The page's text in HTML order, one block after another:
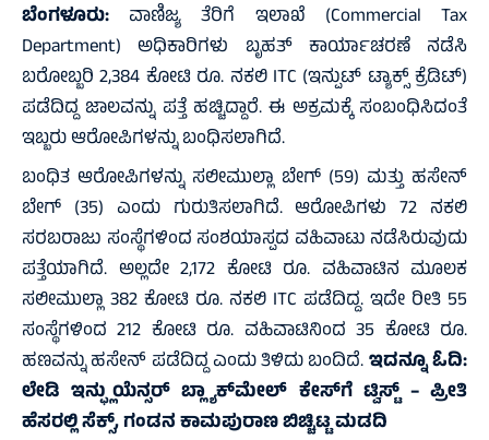
ಬೆಂಗಳೂರು: ವಾಣಿಜ್ಯ ತೆರಿಗೆ ಇಲಾಖೆ (Commercial Tax
Department) ಅಧಿಕಾರಿಗಳು ಬೃಹತ್ ಕಾರ್ಯಾಚರಣೆ ನಡೆಸಿ
ಬರೋಬ್ಬರಿ 2,384 ಕೋಟಿ ರೂ. ನಕಲಿ ITC (ಇನ್ಪುಟ್ ಟ್ಯಾಕ್ಸ್ ಕ್ರೆಡಿಟ್)
ಪಡೆದಿದ್ದ ಜಾಲವನ್ನು ಪತ್ತೆ ಹಚ್ಚಿದ್ದಾರೆ. ಈ ಅಕ್ರಮಕ್ಕೆ ಸಂಬಂಧಿಸಿದಂತೆ
ಇಬ್ಬರು ಆರೋಪಿಗಳನ್ನು ಬಂಧಿಸಲಾಗಿದೆ.
ಬಂಧಿತ ಆರೋಪಿಗಳನ್ನು ಸಲೀಮುಲ್ಲಾ ಬೇಗ್ (59) ಮತ್ತು ಹಸೇನ್
ಬೇಗ್ (35) ಎಂದು ಗುರುತಿಸಲಾಗಿದೆ. ಆರೋಪಿಗಳು 72 ನಕಲಿ
ಸರಬರಾಜು ಸಂಸ್ಥೆಗಳಿಂದ ಸಂಶಯಾಸ್ಪದ ವಹಿವಾಟು ನಡೆಸಿರುವುದು
ಪತ್ತೆಯಾಗಿದೆ. ಅಲ್ಲದೇ 2,172 ಕೋಟಿ ರೂ. ವಹಿವಾಟಿನ ಮೂಲಕ
ಸಲೀಮುಲ್ಲಾ 382 ಕೋಟಿ ರೂ. ನಕಲಿ ITC ಪಡೆದಿದ್ದ. ಇದೇ ರೀತಿ 55
ಸಂಸ್ಥೆಗಳಿಂದ 212 ಕೋಟಿ ರೂ. ವಹಿವಾಟಿನಿಂದ 35 ಕೋಟಿ ರೂ.
ಹಣವನ್ನು ಹಸೇನ್ ಪಡೆದಿದ್ದ ಎಂದು ತಿಳಿದು ಬಂದಿದೆ.ಇದನ್ನೂ ಓದಿ:
ಲೇಡಿ ಇನ್ಫ್ಲುಯೆನ್ಸರ್ ಬ್ಲ್ಯಾಕ್‌ಮೇಲ್ ಕೇಸ್‌ಗೆ ಟ್ವಿಸ್ಟ್ – ಪ್ರೀತಿ
ಹೆಸರಲ್ಲಿ ಸೆಕ್ಸ್, ಗಂಡನ ಕಾಮಪುರಾಣ ಬಿಚ್ಚಿಟ್ಟ ಮಡದಿ